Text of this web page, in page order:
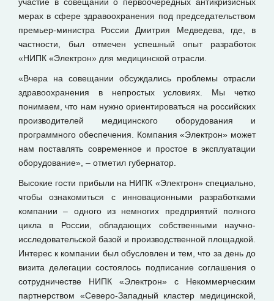
мерах в сфере здравоохранения под председательством
премьер-министра России Дмитрия Медведева, где, в
частности, был отмечен успешный опыт разработок
«НИПК «Электрон» для медицинской отрасли.
«Вчера на совещании обсуждались проблемы отрасли
здравоохранения в непростых условиях. Мы четко
понимаем, что нам нужно ориентироваться на российских
производителей медицинского оборудования и
программного обеспечения. Компания «Электрон» может
нам поставлять современное и простое в эксплуатации
оборудование», – отметил губернатор.
Высокие гости прибыли на НИПК «Электрон» специально,
чтобы ознакомиться с инновационными разработками
компании – одного из немногих предприятий полного
цикла в России, обладающих собственными научно-
исследовательской базой и производственной площадкой.
Интерес к компании был обусловлен и тем, что за день до
визита делегации состоялось подписание соглашения о
сотрудничестве НИПК «Электрон» с Некоммерческим
партнерством «Северо-Западный кластер медицинской,